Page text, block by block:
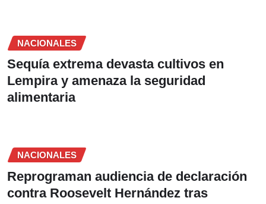
NACIONALES
Sequía extrema devasta cultivos en
Lempira y amenaza la seguridad
alimentaria
NACIONALES
Reprograman audiencia de declaración
contra Roosevelt Hernández tras